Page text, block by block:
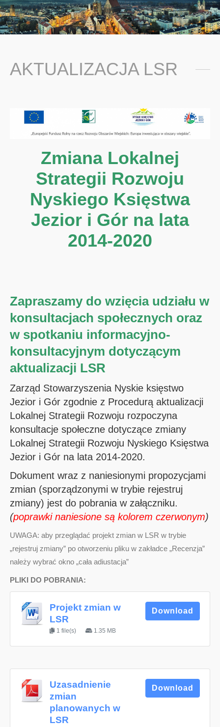
You are here:
AKTUALIZACJA LSR
Zmiana Lokalnej
Strategii Rozwoju
Nyskiego Księstwa
Jezior i Gór na lata
2014-2020
Zapraszamy do wzięcia udziału w
konsultacjach społecznych oraz
w spotkaniu informacyjno-
konsultacyjnym dotyczącym
aktualizacji LSR
Zarząd Stowarzyszenia Nyskie księstwo
Jezior i Gór zgodnie z Procedurą aktualizacji
Lokalnej Strategii Rozwoju rozpoczyna
konsultacje społeczne dotyczące zmiany
Lokalnej Strategii Rozwoju Nyskiego Księstwa
Jezior i Gór na lata 2014-2020.
Dokument wraz z naniesionymi propozycjami
zmian (sporządzonymi w trybie rejestruj
zmiany) jest do pobrania w załączniku.
(poprawki naniesione są kolorem czerwonym)
UWAGA: aby przeglądać projekt zmian w LSR w trybie
„rejestruj zmiany” po otworzeniu pliku w zakładce „Recenzja”
należy wybrać okno „cała adiustacja”
PLIKI DO POBRANIA:
Projekt zmian w
LSR
1 file(s) 1.35 MB
Download
Uzasadnienie
zmian
planowanych w
LSR
Download